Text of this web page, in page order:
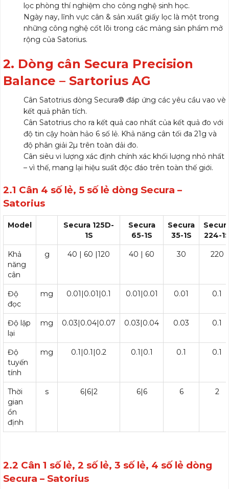
lọc phòng thí nghiệm cho công nghệ sinh học.
Ngày nay, lĩnh vực cân & sản xuất giấy lọc là một trong
những công nghệ cốt lõi trong các mảng sản phẩm mở
rộng của Satorius.
2. Dòng cân Secura Precision
Balance – Sartorius AG
Cân Satotrius dòng Secura® đáp ứng các yêu cầu vao vè
kết quả phân tích.
Cân Satotrius cho ra kết quả cao nhất của kết quả đo với
độ tin cậy hoàn hảo 6 số lẻ. Khả năng cân tối đa 21g và
độ phân giải 2µ trên toàn dải đo.
Cân siêu vi lượng xác định chính xác khối lượng nhỏ nhất
– vì thế, mang lại hiệu suất độc đáo trên toàn thế giới.
2.1 Cân 4 số lẻ, 5 số lẻ dòng Secura –
Satorius
Model
Secura 125D-
1S
Secura
65-1S
Secura
35-1S
224-
Khả
năng
cân
g 40 | 60 |120 40 | 60 30 220
Độ
đọc
mg 0.01|0.01|0.1 0.01|0.01 0.01 0.1
Độ lặp
lại
mg 0.03|0.04|0.07 0.03|0.04 0.03 0.1
Độ
tuyến
tính
mg 0.1|0.1|0.2 0.1|0.1 0.1 0.1
Thời
gian
ổn
định
s 6|6|2 6|6 6 2
2.2 Cân 1 số lẻ, 2 số lẻ, 3 số lẻ, 4 số lẻ dòng
Secura – Satorius